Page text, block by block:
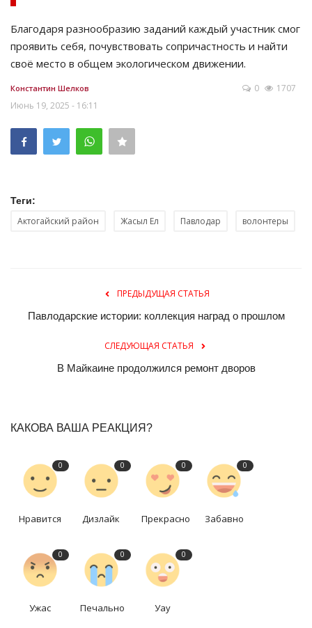
Благодаря разнообразию заданий каждый участник смог
проявить себя, почувствовать сопричастность и найти
своё место в общем экологическом движении.
Константин Шелков
Июнь 19, 2025 - 16:11
0 1707
Теги:
Актогайский район Жасыл Ел Павлодар волонтеры
ПРЕДЫДУЩАЯ СТАТЬЯ
Павлодарские истории: коллекция наград о прошлом
СЛЕДУЮЩАЯ СТАТЬЯ
В Майкаине продолжился ремонт дворов
КАКОВА ВАША РЕАКЦИЯ?
0
Нравится
0
Дизлайк
0
Прекрасно
0
Забавно
0
Ужас
0
Печально
0
Уау